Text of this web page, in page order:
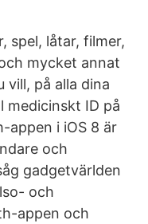
spel, låtar, filmer,
mycket annat
vill, på alla dina
medicinskt ID på
appen i iOS 8 är
och
gadgetvärlden
och
appen och